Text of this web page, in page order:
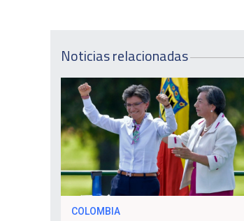
Noticias relacionadas
COLOMBIA